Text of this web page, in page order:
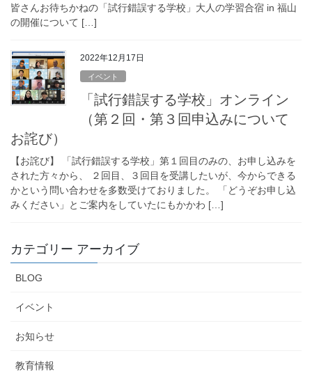
皆さんお待ちかねの「試行錯誤する学校」大人の学習合宿 in 福山
の開催について […]
2022年12月17日
イベント
「試行錯誤する学校」オンライン
（第２回・第３回申込みについて
お詫び）
【お詫び】 「試行錯誤する学校」第１回目のみの、お申し込みを
された方々から、 ２回目、３回目を受講したいが、今からできる
かという問い合わせを多数受けておりました。 「どうぞお申し込
みください」とご案内をしていたにもかかわ […]
カテゴリー アーカイブ
BLOG
イベント
お知らせ
教育情報